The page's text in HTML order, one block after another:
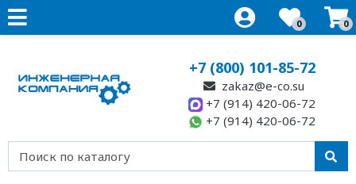
0 0
+7 (800) 101-85-72
zakaz@e-co.su
+7 (914) 420-06-72
+7 (914) 420-06-72